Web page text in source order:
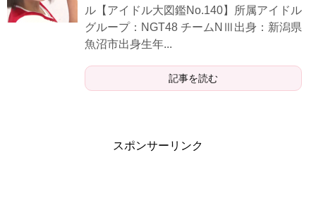
ル【アイドル大図鑑No.140】所属アイドル
グループ：NGT48 チームNⅢ出身：新潟県
魚沼市出身生年...
記事を読む
スポンサーリンク